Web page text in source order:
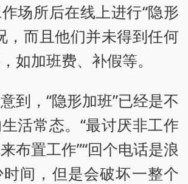
场所后在线上进行“隐形
，而且他们并未得到任何
如加班费、补假等。
，“隐形加班”已经是不
活常态。“最讨厌非工作
布置工作”“回个电话是浪
间，但是会破坏一整个